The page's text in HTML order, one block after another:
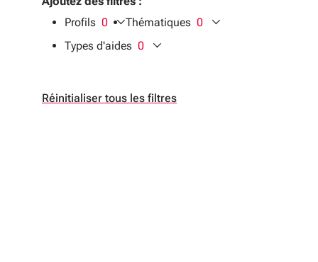
Profils 0
filtres sélectionnés
Thématiques 0
filtres sélectionnés
Types d'aides 0
filtres sélectionnés
Réinitialiser tous les filtres